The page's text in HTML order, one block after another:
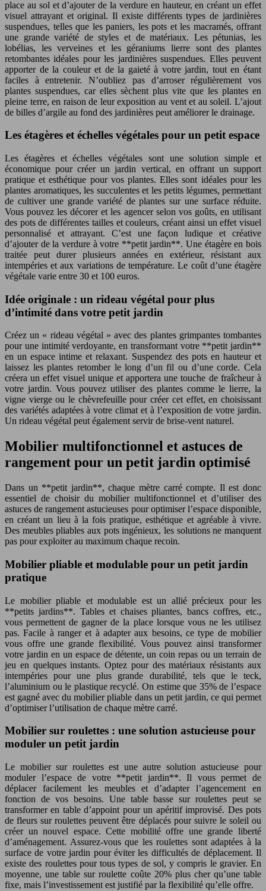
place au sol et d’ajouter de la verdure en hauteur, en créant un effet
visuel attrayant et original. Il existe différents types de jardinières
suspendues, telles que les paniers, les pots et les macramés, offrant
une grande variété de styles et de matériaux. Les pétunias, les
lobélias, les verveines et les géraniums lierre sont des plantes
retombantes idéales pour les jardinières suspendues. Elles peuvent
apporter de la couleur et de la gaieté à votre jardin, tout en étant
faciles à entretenir. N’oubliez pas d’arroser régulièrement vos
plantes suspendues, car elles sèchent plus vite que les plantes en
pleine terre, en raison de leur exposition au vent et au soleil. L’ajout
de billes d’argile au fond des jardinières peut améliorer le drainage.
Les étagères et échelles végétales pour un petit espace
Les étagères et échelles végétales sont une solution simple et
économique pour créer un jardin vertical, en offrant un support
pratique et esthétique pour vos plantes. Elles sont idéales pour les
plantes aromatiques, les succulentes et les petits légumes, permettant
de cultiver une grande variété de plantes sur une surface réduite.
Vous pouvez les décorer et les agencer selon vos goûts, en utilisant
des pots de différentes tailles et couleurs, créant ainsi un effet visuel
personnalisé et attrayant. C’est une façon ludique et créative
d’ajouter de la verdure à votre **petit jardin**. Une étagère en bois
traitée peut durer plusieurs années en extérieur, résistant aux
intempéries et aux variations de température. Le coût d’une étagère
végétale varie entre 30 et 100 euros.
Idée originale : un rideau végétal pour plus
d’intimité dans votre petit jardin
Créez un « rideau végétal » avec des plantes grimpantes tombantes
pour une intimité verdoyante, en transformant votre **petit jardin**
en un espace intime et relaxant. Suspendez des pots en hauteur et
laissez les plantes retomber le long d’un fil ou d’une corde. Cela
créera un effet visuel unique et apportera une touche de fraîcheur à
votre jardin. Vous pouvez utiliser des plantes comme le lierre, la
vigne vierge ou le chèvrefeuille pour créer cet effet, en choisissant
des variétés adaptées à votre climat et à l’exposition de votre jardin.
Un rideau végétal peut également servir de brise-vent naturel.
Mobilier multifonctionnel et astuces de
rangement pour un petit jardin optimisé
Dans un **petit jardin**, chaque mètre carré compte. Il est donc
essentiel de choisir du mobilier multifonctionnel et d’utiliser des
astuces de rangement astucieuses pour optimiser l’espace disponible,
en créant un lieu à la fois pratique, esthétique et agréable à vivre.
Des meubles pliables aux pots ingénieux, les solutions ne manquent
pas pour exploiter au maximum chaque recoin.
Mobilier pliable et modulable pour un petit jardin
pratique
Le mobilier pliable et modulable est un allié précieux pour les
**petits jardins**. Tables et chaises pliantes, bancs coffres, etc.,
vous permettent de gagner de la place lorsque vous ne les utilisez
pas. Facile à ranger et à adapter aux besoins, ce type de mobilier
vous offre une grande flexibilité. Vous pouvez ainsi transformer
votre jardin en un espace de détente, un coin repas ou un terrain de
jeu en quelques instants. Optez pour des matériaux résistants aux
intempéries pour une plus grande durabilité, tels que le teck,
l’aluminium ou le plastique recyclé. On estime que 35% de l’espace
est gagné avec du mobilier pliable dans un petit jardin, ce qui permet
d’optimiser l’utilisation de chaque mètre carré.
Mobilier sur roulettes : une solution astucieuse pour
moduler un petit jardin
Le mobilier sur roulettes est une autre solution astucieuse pour
moduler l’espace de votre **petit jardin**. Il vous permet de
déplacer facilement les meubles et d’adapter l’agencement en
fonction de vos besoins. Une table basse sur roulettes peut se
transformer en table d’appoint pour un apéritif improvisé. Des pots
de fleurs sur roulettes peuvent être déplacés pour suivre le soleil ou
créer un nouvel espace. Cette mobilité offre une grande liberté
d’aménagement. Assurez-vous que les roulettes sont adaptées à la
surface de votre jardin pour éviter les difficultés de déplacement. Il
existe des roulettes pour tous types de sol, y compris le gravier. En
moyenne, une table sur roulette coûte 20% plus cher qu’une table
fixe, mais l’investissement est justifié par la flexibilité qu’elle offre.